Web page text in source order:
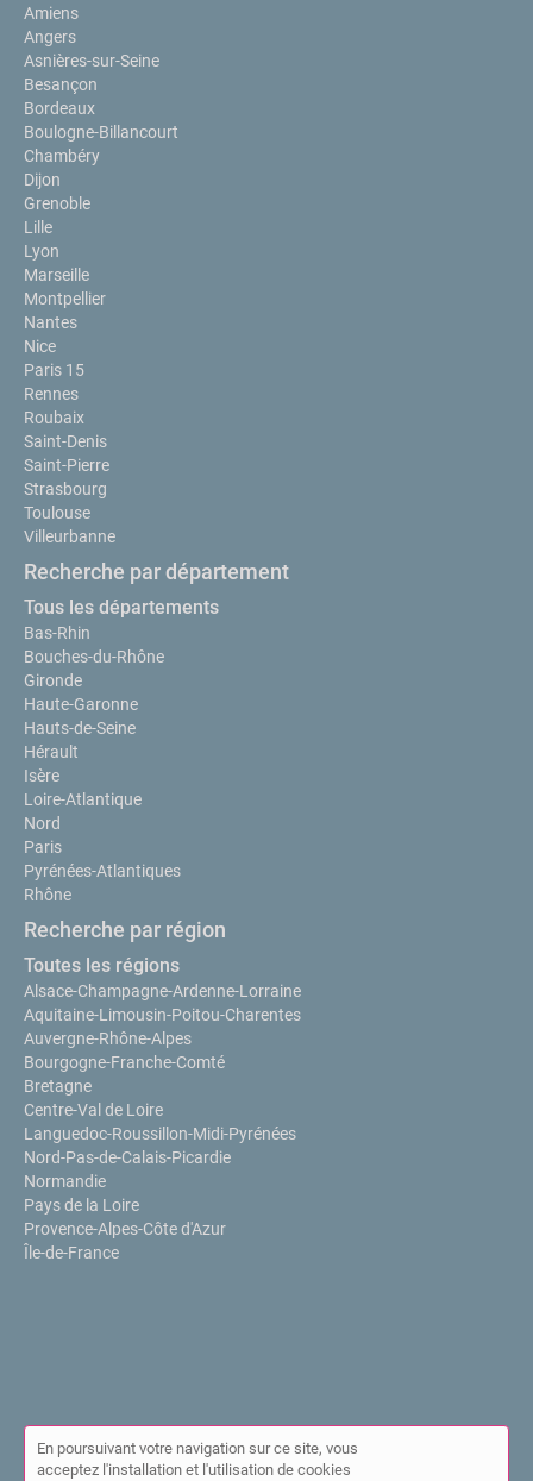
Amiens
Angers
Asnières-sur-Seine
Besançon
Bordeaux
Boulogne-Billancourt
Chambéry
Dijon
Grenoble
Lille
Lyon
Marseille
Montpellier
Nantes
Nice
Paris 15
Rennes
Roubaix
Saint-Denis
Saint-Pierre
Strasbourg
Toulouse
Villeurbanne
Recherche par département
Tous les départements
Bas-Rhin
Bouches-du-Rhône
Gironde
Haute-Garonne
Hauts-de-Seine
Hérault
Isère
Loire-Atlantique
Nord
Paris
Pyrénées-Atlantiques
Rhône
Recherche par région
Toutes les régions
Alsace-Champagne-Ardenne-Lorraine
Aquitaine-Limousin-Poitou-Charentes
Auvergne-Rhône-Alpes
Bourgogne-Franche-Comté
Bretagne
Centre-Val de Loire
Languedoc-Roussillon-Midi-Pyrénées
Nord-Pas-de-Calais-Picardie
Normandie
Pays de la Loire
Provence-Alpes-Côte d'Azur
Île-de-France
En poursuivant votre navigation sur ce site, vous
acceptez l'installation et l'utilisation de cookies